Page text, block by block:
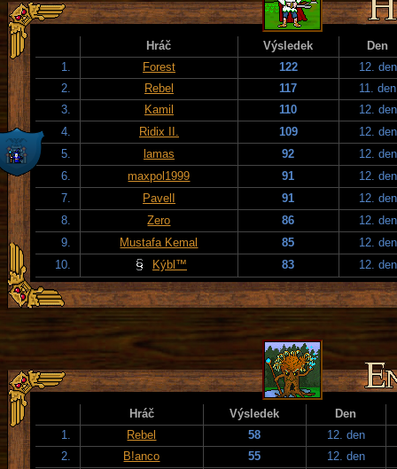
Hráč Výsledek
Den
1.
Forest 122
12. den
2.
Rebel 117
11. den
3.
Kamil 110
12. den
4.
Ridix II. 109
12. den
5.
lamas 92
12. den
6.
maxpol1999 91
12. den
7.
PavelI 91
12. den
8.
Zero 86
12. den
9.
Mustafa Kemal 85
12. den
10.
Kýbl™ 83 12. den
Hráč Výsledek
Den
1.
Rebel 58
12. den
2.
B!anco 55
12. den